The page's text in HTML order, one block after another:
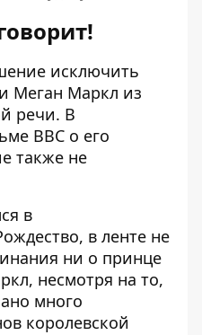
исключить
Меган Маркл из
речи. В
BBC о его
также не
в
в ленте не
ни о принце
несмотря на то,
много
королевской